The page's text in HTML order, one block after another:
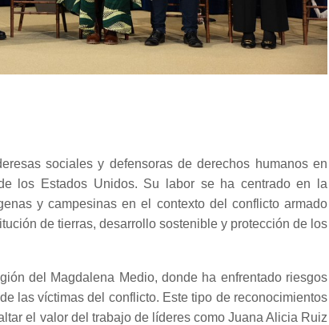
sociales y defensoras de derechos humanos en
los Estados Unidos. Su labor se ha centrado en la
y campesinas en el contexto del conflicto armado
de tierras, desarrollo sostenible y protección de los
del Magdalena Medio, donde ha enfrentado riesgos
las víctimas del conflicto. Este tipo de reconocimientos
el valor del trabajo de líderes como Juana Alicia Ruiz